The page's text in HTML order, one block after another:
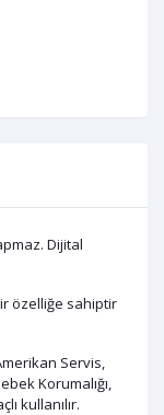
Dijital
özelliğe sahiptir
Servis,
Korumalığı,
kullanılır.